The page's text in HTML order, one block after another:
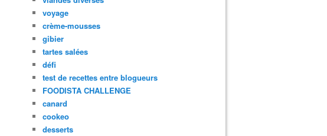
voyage
crème-mousses
gibier
tartes salées
défi
test de recettes entre blogueurs
FOODISTA CHALLENGE
canard
cookeo
desserts